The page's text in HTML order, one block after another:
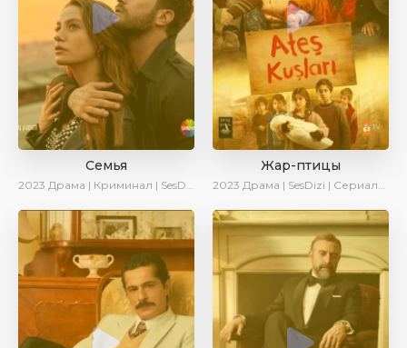
Семья
2023 Драма | Криминал | SesDizi | Ирина Котова | AveTurk | Сериалы 2023
Жар-птицы
2023 Драма | SesDizi | Сериалы 2023